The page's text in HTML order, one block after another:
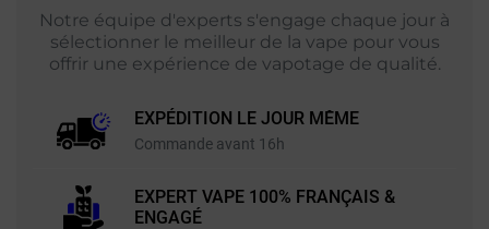
Notre équipe d'experts s'engage chaque jour à
sélectionner le meilleur de la vape pour vous
offrir une expérience de vapotage de qualité.
EXPÉDITION LE JOUR MÊME
Commande avant 16h
EXPERT VAPE 100% FRANÇAIS &
ENGAGÉ